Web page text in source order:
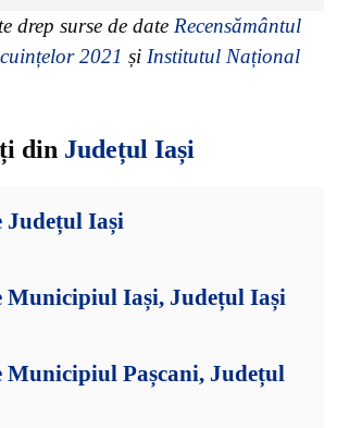
drep surse de date Recensământul
2021 și Institutul Național
din Județul Iași
Județul Iași
Municipiul Iași, Județul Iași
Municipiul Pașcani, Județul